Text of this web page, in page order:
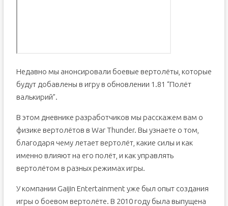
Недавно мы анонсировали боевые вертолёты, которые
будут добавлены в игру в обновлении 1.81 “Полёт
валькирий”.
В этом дневнике разработчиков мы расскажем вам о
физике вертолётов в War Thunder. Вы узнаете о том,
благодаря чему летает вертолёт, какие силы и как
именно влияют на его полёт, и как управлять
вертолётом в разных режимах игры.
У компании Gaijin Entertainment уже был опыт создания
игры о боевом вертолёте. В 2010 году была выпущена